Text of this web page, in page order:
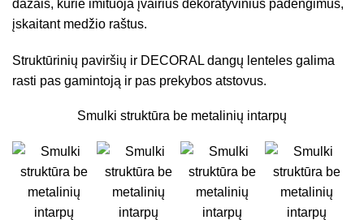
dažais, kurie imituoja įvairius dekoratyvinius padengimus,
įskaitant medžio raštus.
Struktūrinių paviršių ir DECORAL dangų lenteles galima
rasti pas gamintoją ir pas prekybos atstovus.
Smulki struktūra be metalinių intarpų